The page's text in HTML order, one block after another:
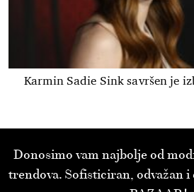
Karmin Sadie Sink savršen je
Donosimo vam najbolje od
trendova. Sofisticiran, odvažan i